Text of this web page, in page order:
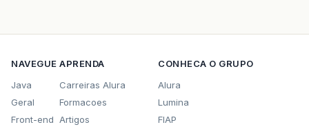
NAVEGUE
Java
Geral
Front-end
APRENDA
Carreiras Alura
Formacoes
Artigos
CONHECA O GRUPO
Alura
Lumina
FIAP